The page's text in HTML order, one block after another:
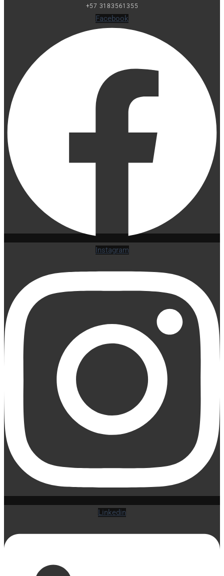
+57 3183561355
Facebook
Instagram
Linkedin